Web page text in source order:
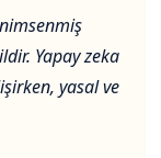
Yapay zeka
yasal ve